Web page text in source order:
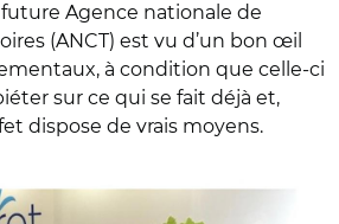
future Agence nationale de
(ANCT) est vu d’un bon œil
à condition que celle-ci
sur ce qui se fait déjà et,
dispose de vrais moyens.
Bussereau, président de